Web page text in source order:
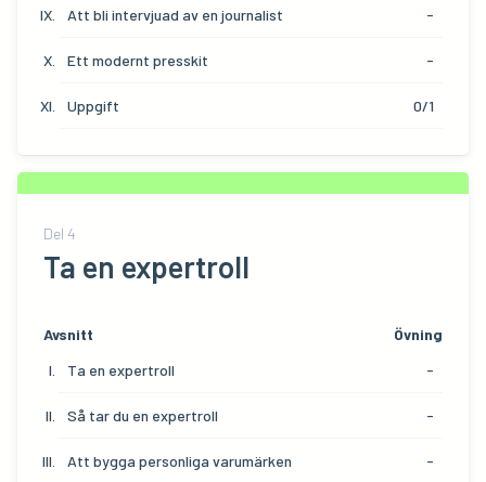
Att bli intervjuad av en journalist -
Ett modernt presskit -
Uppgift 0/1
Del 4
Ta en expertroll
Avsnitt
Övning
Ta en expertroll
-
Så tar du en expertroll -
Att bygga personliga varumärken -